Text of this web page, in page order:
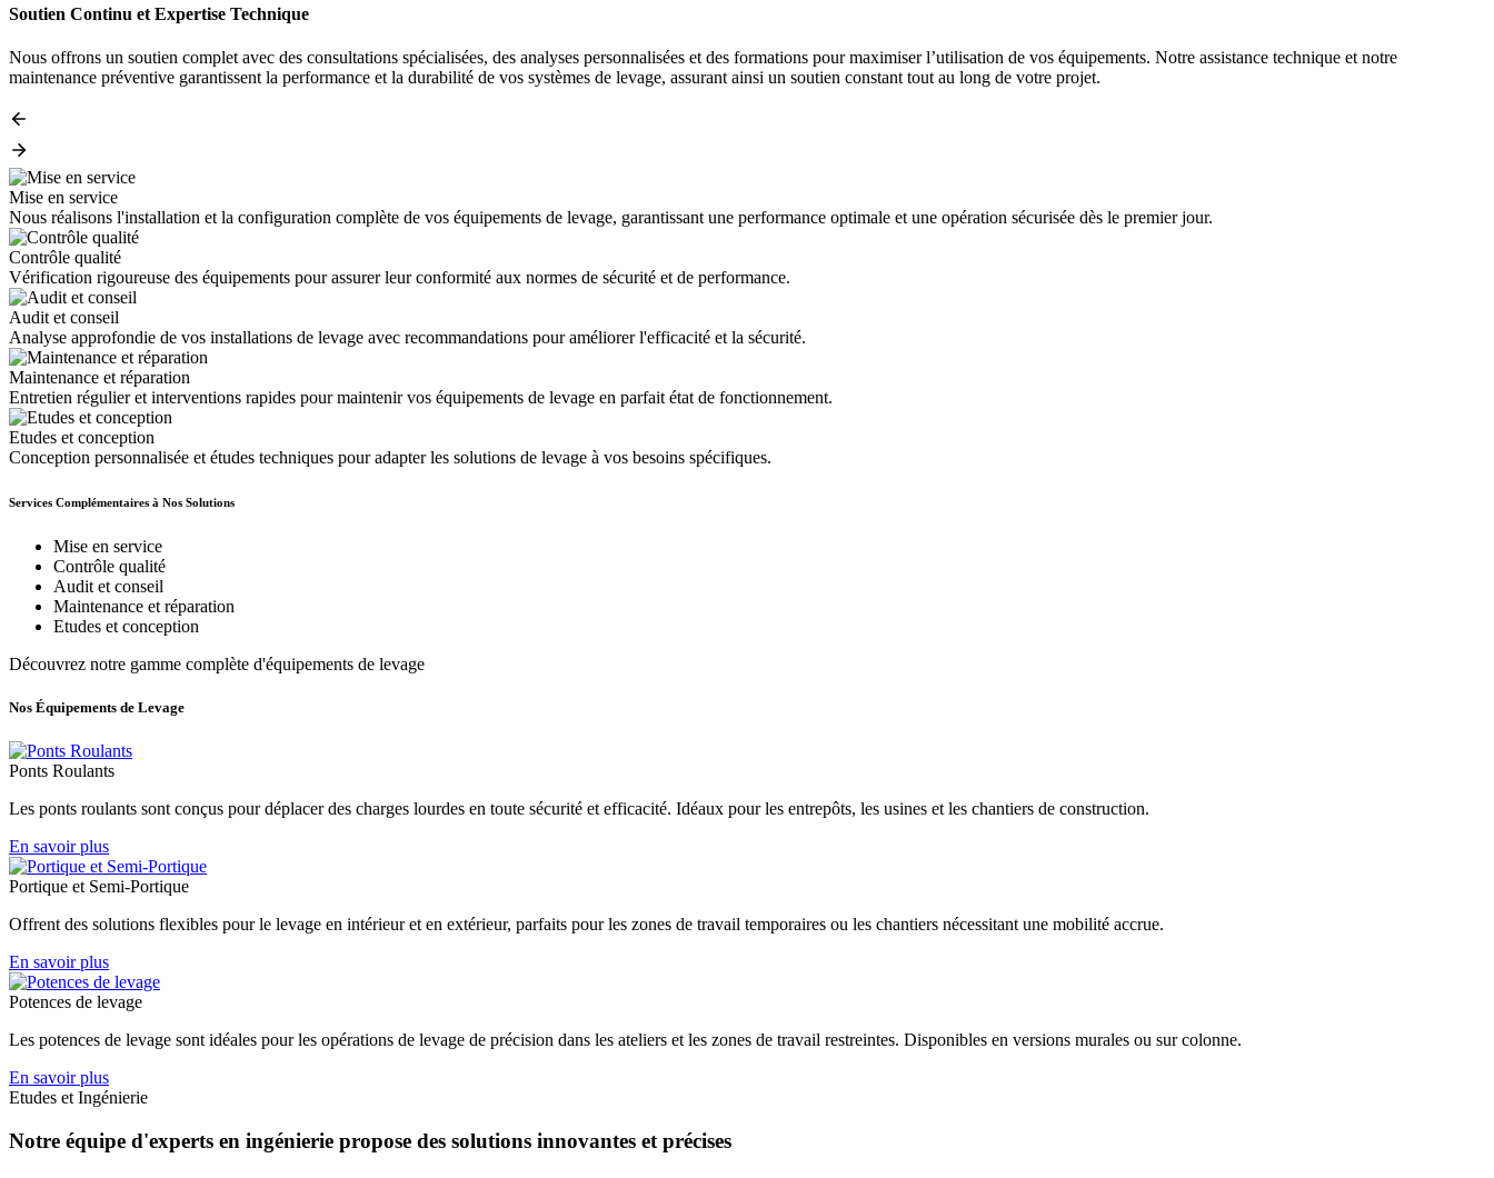
Soutien Continu et Expertise Technique
Nous offrons un soutien complet avec des consultations spécialisées, des analyses personnalisées et des formations pour maximiser l’utilisation de vos équipements. Notre assistance technique et notre
maintenance préventive garantissent la performance et la durabilité de vos systèmes de levage, assurant ainsi un soutien constant tout au long de votre projet.
Mise en service
Nous réalisons l'installation et la configuration complète de vos équipements de levage, garantissant une performance optimale et une opération sécurisée dès le premier jour.
Contrôle qualité
Vérification rigoureuse des équipements pour assurer leur conformité aux normes de sécurité et de performance.
Audit et conseil
Analyse approfondie de vos installations de levage avec recommandations pour améliorer l'efficacité et la sécurité.
Maintenance et réparation
Entretien régulier et interventions rapides pour maintenir vos équipements de levage en parfait état de fonctionnement.
Etudes et conception
Conception personnalisée et études techniques pour adapter les solutions de levage à vos besoins spécifiques.
Services Complémentaires à Nos Solutions
Mise en service
Contrôle qualité
Audit et conseil
Maintenance et réparation
Etudes et conception
Découvrez notre gamme complète d'équipements de levage
Nos Équipements de Levage
Ponts Roulants
Les ponts roulants sont conçus pour déplacer des charges lourdes en toute sécurité et efficacité. Idéaux pour les entrepôts, les usines et les chantiers de construction.
En savoir plus
Portique et Semi-Portique
Offrent des solutions flexibles pour le levage en intérieur et en extérieur, parfaits pour les zones de travail temporaires ou les chantiers nécessitant une mobilité accrue.
En savoir plus
Potences de levage
Les potences de levage sont idéales pour les opérations de levage de précision dans les ateliers et les zones de travail restreintes. Disponibles en versions murales ou sur colonne.
En savoir plus
Etudes et Ingénierie
Notre équipe d'experts en ingénierie propose des solutions innovantes et précises